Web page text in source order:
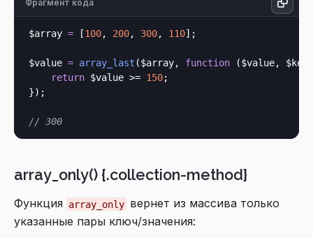
Фрагмент кода
$array = [100, 200, 300, 110];
$value = array_last ($array, function ($value, $key
return $value >= 150;
});
// 300
array_only() {.collection-method}
Функция array_only вернет из массива только
указанные пары ключ/значения: